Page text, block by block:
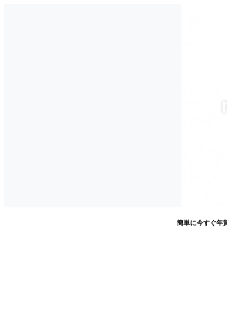
簡単に今すぐ年